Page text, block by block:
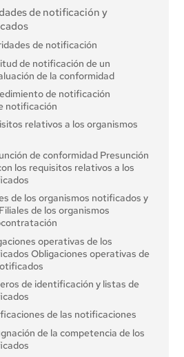
de notificación y
de notificación
de notificación de un
de la conformidad
de notificación
notificación
relativos a los organismos
de conformidad Presunción
los requisitos relativos a los
de los organismos notificados y
de los organismos
operativas de los
Obligaciones operativas de
de identificación y listas de
de las notificaciones
de la competencia de los